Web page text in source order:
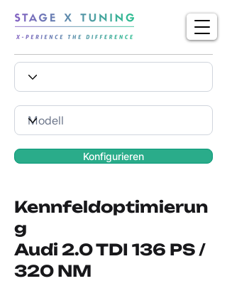
Konfigurieren
Kennfeldoptimierun
g
Audi 2.0 TDI 136 PS /
320 NM